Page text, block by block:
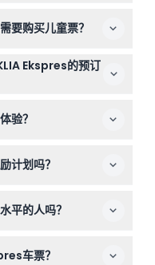
际机场（KLIA）之间快
要购买儿童票？
柜台或自动售票机购
票适用于6至15岁，6
可携带最多三名免费儿
Ekspres的预订
验？
且有足够空间放置行
计划吗？
，注册线上还可使用
平的人吗？
供平稳舒适的乘坐体
车票？